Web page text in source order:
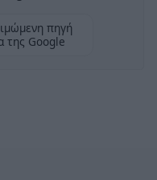
πηγή
της Google